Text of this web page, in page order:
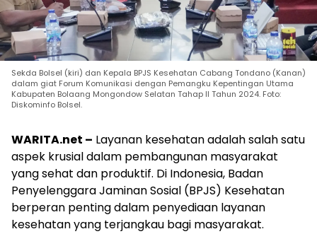
Sekda Bolsel (kiri) dan Kepala BPJS Kesehatan Cabang Tondano (Kanan)
dalam giat Forum Komunikasi dengan Pemangku Kepentingan Utama
Kabupaten Bolaang Mongondow Selatan Tahap II Tahun 2024. Foto:
Diskominfo Bolsel.
WARITA.net – Layanan kesehatan adalah salah satu
aspek krusial dalam pembangunan masyarakat
yang sehat dan produktif. Di Indonesia, Badan
Penyelenggara Jaminan Sosial (BPJS) Kesehatan
berperan penting dalam penyediaan layanan
kesehatan yang terjangkau bagi masyarakat.